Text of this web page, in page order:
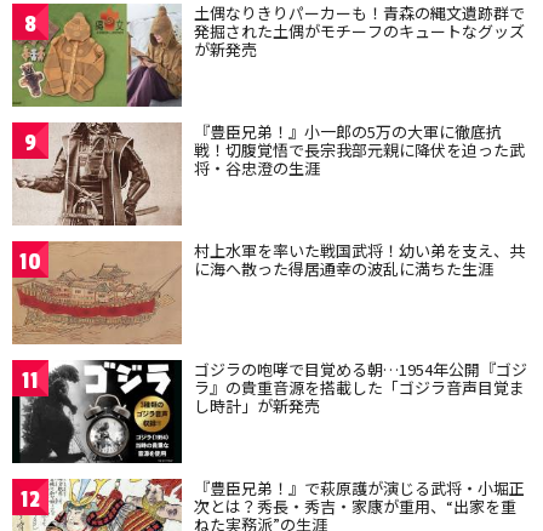
8 土偶なりきりパーカーも！青森の縄文遺跡群で
発掘された土偶がモチーフのキュートなグッズ
が新発売
9 『豊臣兄弟！』小一郎の5万の大軍に徹底抗
戦！切腹覚悟で長宗我部元親に降伏を迫った武
将・谷忠澄の生涯
10 村上水軍を率いた戦国武将！幼い弟を支え、共
に海へ散った得居通幸の波乱に満ちた生涯
11 ゴジラの咆哮で目覚める朝…1954年公開『ゴジ
ラ』の貴重音源を搭載した「ゴジラ音声目覚ま
し時計」が新発売
12 『豊臣兄弟！』で萩原護が演じる武将・小堀正
次とは？秀長・秀吉・家康が重用、“出家を重
ねた実務派”の生涯